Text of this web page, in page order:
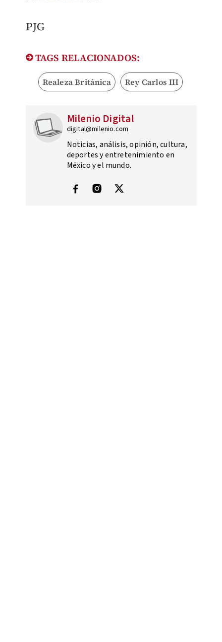
PJG
TAGS RELACIONADOS:
Realeza Británica Rey Carlos III
Milenio Digital
digital@milenio.com
Noticias, análisis, opinión, cultura,
deportes y entretenimiento en
México y el mundo.